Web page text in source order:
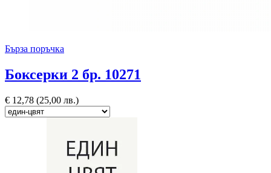
Бърза поръчка
Боксерки 2 бр. 10271
€ 12,78 (25,00 лв.)